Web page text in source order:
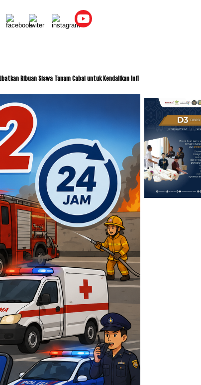
Siswa Tanam Cabai untuk Kendalikan Inflasi ITDC dan IMI Jalin Kerja